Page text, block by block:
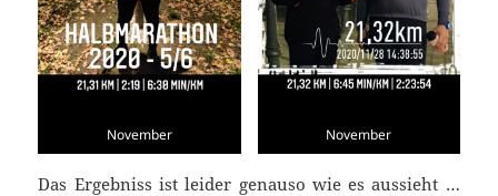
November November
Das Ergebniss ist leider genauso wie es aussieht …